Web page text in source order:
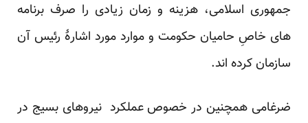
جمهوری اسلامی، هزینه و زمان زیادی را صرف برنامه
های خاصِ حامیان حکومت و موارد مورد اشارۀ رئیس آن
سازمان کرده اند.
ضرغامی همچنین در خصوص عملکرد نیروهای بسیج در